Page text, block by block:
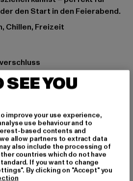
den Start in den Feierabend.
Chillen, Freizeit
Rippstrickbündchen, Print
Zipthrough
90% Baumwolle, 10%
SEE YOU
improve your use experience,
use behaviour and to
based contents and
allow partners to extract data
also include the processing of
countries which do not have
If you want to change
By clicking on "Accept" you